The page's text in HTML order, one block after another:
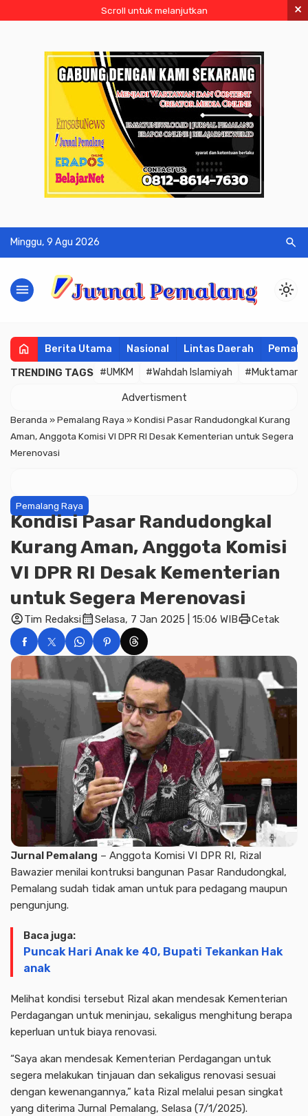
Scroll untuk melanjutkan ×
Minggu, 9 Agu 2026 search
menu light_mode
home Berita Utama Nasional Lintas Daerah
TRENDING TAGS #UMKM #Wahdah Islamiyah #Muktamar
Advertisment
Beranda »Pemalang Raya »Kondisi Pasar Randudongkal Kurang
Aman, Anggota Komisi VI DPR RI Desak Kementerian untuk Segera
Merenovasi
Pemalang Raya
Kondisi Pasar Randudongkal
Kurang Aman, Anggota Komisi
VI DPR RI Desak Kementerian
untuk Segera Merenovasi
account_circleTim Redaksicalendar_monthSelasa, 7 Jan 2025 | 15:06 WIBprintCetak
Jurnal Pemalang – Anggota Komisi VI DPR RI, Rizal
Bawazier menilai kontruksi bangunan Pasar Randudongkal,
Pemalang sudah tidak aman untuk para pedagang maupun
pengunjung.
Baca juga:
Puncak Hari Anak ke 40, Bupati Tekankan Hak
anak
Melihat kondisi tersebut Rizal akan mendesak Kementerian
Perdagangan untuk meninjau, sekaligus menghitung berapa
keperluan untuk biaya renovasi.
“Saya akan mendesak Kementerian Perdagangan untuk
segera melakukan tinjauan dan sekaligus renovasi sesuai
dengan kewenangannya,” kata Rizal melalui pesan singkat
yang diterima Jurnal Pemalang, Selasa (7/1/2025).